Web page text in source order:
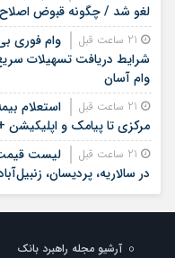
لغو شد / چگونه قبوض
وام فوری
شرایط دریافت تسهیلات
وام آسان
استعلام
مرکزی تا پیامک و اپلیکیشن
لیست قیمت
در سالاریه، پردیسان،
لیست قیمت
آرشیو مجله راهبرد بانک